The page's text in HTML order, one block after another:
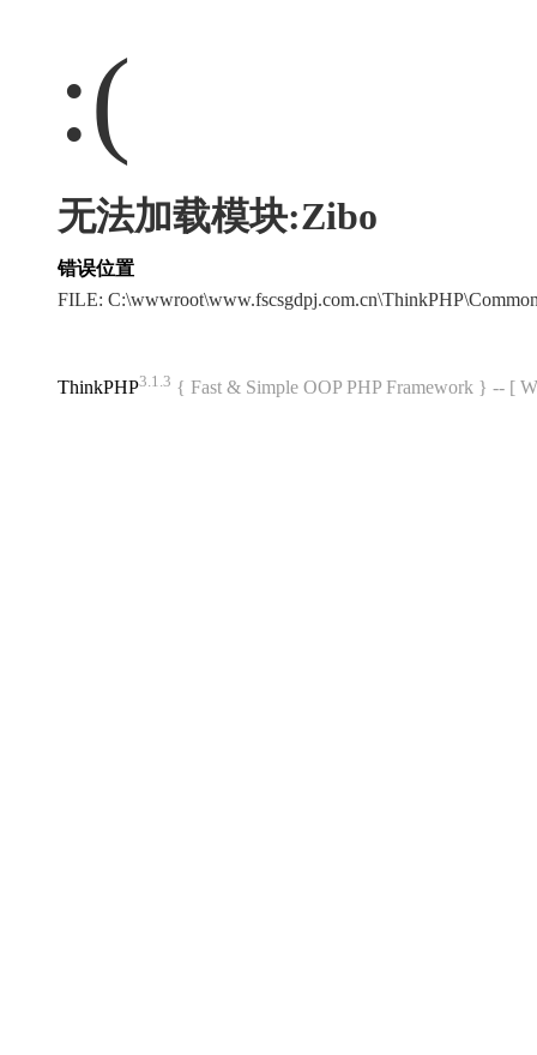
:(
无法加载模块:Zibo
错误位置
FILE:
ThinkPHP3.1.3 { Fast & Simple OOP PHP Framework } -- [